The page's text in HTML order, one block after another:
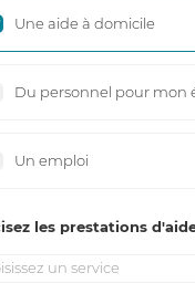
Une aide à domicile
Du personnel pour mon
Un emploi
les prestations
un service